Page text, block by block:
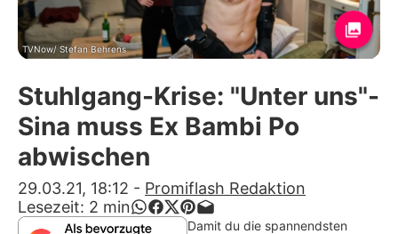
Familie & Liebe
Promiflash Exklusiv
Alle Themen auf Promiflash
App runterladen
Team
TVNow/ Stefan Behrens
Stuhlgang-Krise: "Unter uns"-
Sina muss Ex Bambi Po
abwischen
29.03.21, 18:12 - Promiflash Redaktion
Lesezeit: 2 min
Damit du die spannendsten